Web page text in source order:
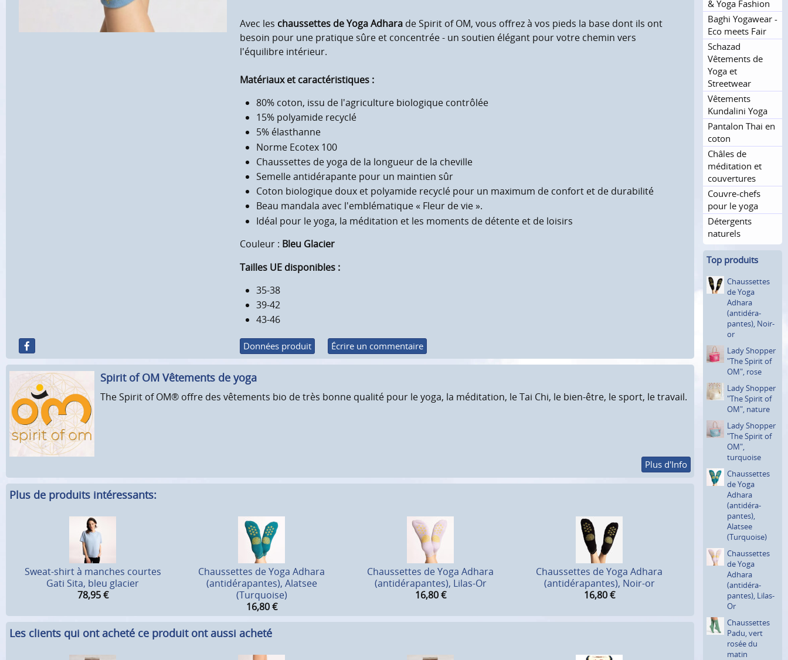
Avec les chaussettes de Yoga Adhara de Spirit of OM, vous offrez à vos pieds la base dont ils ont
besoin pour une pratique sûre et concentrée - un soutien élégant pour votre chemin vers
l'équilibre intérieur.
Matériaux et caractéristiques :
80% coton, issu de l'agriculture biologique contrôlée
15% polyamide recyclé
5% élasthanne
Norme Ecotex 100
Chaussettes de yoga de la longueur de la cheville
Semelle antidérapante pour un maintien sûr
Coton biologique doux et polyamide recyclé pour un maximum de confort et de durabilité
Beau mandala avec l'emblématique « Fleur de vie ».
Idéal pour le yoga, la méditation et les moments de détente et de loisirs
Couleur : Bleu Glacier
Tailles UE disponibles :
35-38
39-42
43-46
Données produit Écrire un commentaire
Spirit of OM Vêtements de yoga
The Spirit of OM® offre des vêtements bio de très bonne qualité pour le yoga, la méditation, le Tai Chi, le bien-être, le sport, le travail.
Plus d'Info
Plus de produits intéressants:
Sweat-shirt à manches courtes
Gati Sita, bleu glacier
78,95 €
Chaussettes de Yoga Adhara
(antidérapantes), Alatsee
(Turquoise)
16,80 €
Chaussettes de Yoga Adhara
(antidérapantes), Lilas-Or
16,80 €
Chaussettes de Yoga Adhara
(antidérapantes), Noir-or
16,80 €
Les clients qui ont acheté ce produit ont aussi acheté
& Yoga Fashion
Baghi Yogawear -
Eco meets Fair
Schazad
Vêtements de
Yoga et
Streetwear
Vêtements
Kundalini Yoga
Pantalon Thai en
coton
Châles de
méditation et
couvertures
Couvre-chefs
pour le yoga
Détergents
naturels
Top produits
Chausset­tes
de Yoga
Adhara
(antidéra­
pantes), Noir-
or
Lady Shopper
"The Spirit of
OM", rose
Lady Shopper
"The Spirit of
OM", nature
Lady Shopper
"The Spirit of
OM",
turquoise
Chausset­tes
de Yoga
Adhara
(antidéra­
pantes),
Alatsee
(Turquoi­se)
Chausset­tes
de Yoga
Adhara
(antidéra­
pantes), Lilas-
Or
Chausset­tes
Padu, vert
rosée du
matin